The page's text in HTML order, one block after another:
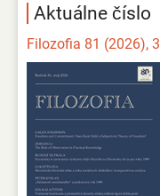
Aktuálne číslo
Filozofia 81 (2026), 3